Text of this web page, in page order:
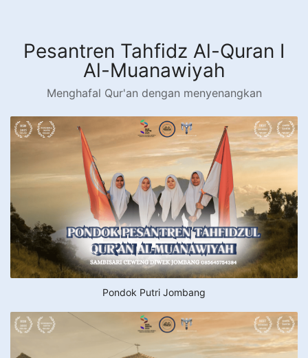
kontenPesantren Tahfidz Al-Quran I
Al-Muanawiyah
Menghafal Qur'an dengan menyenangkan
Pondok Putri Jombang